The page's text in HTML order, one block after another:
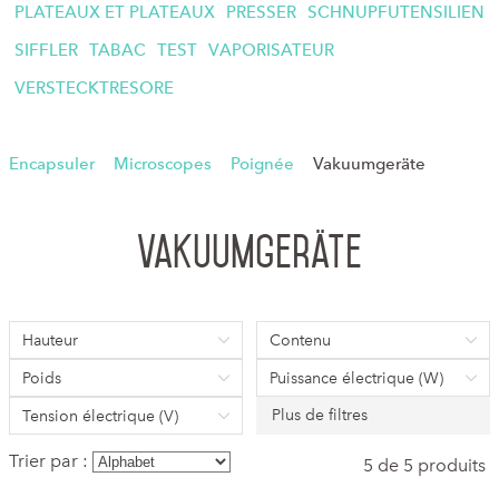
PLATEAUX ET PLATEAUX
PRESSER
SCHNUPFUTENSILIEN
SIFFLER TABAC TEST VAPORISATEUR
VERSTECKTRESORE
Encapsuler Microscopes Poignée Vakuumgeräte
Vakuumgeräte
Hauteur
Contenu
Poids
Puissance électrique (W)
Tension électrique (V)
Plus de filtres
Trier par : 5 de 5 produits